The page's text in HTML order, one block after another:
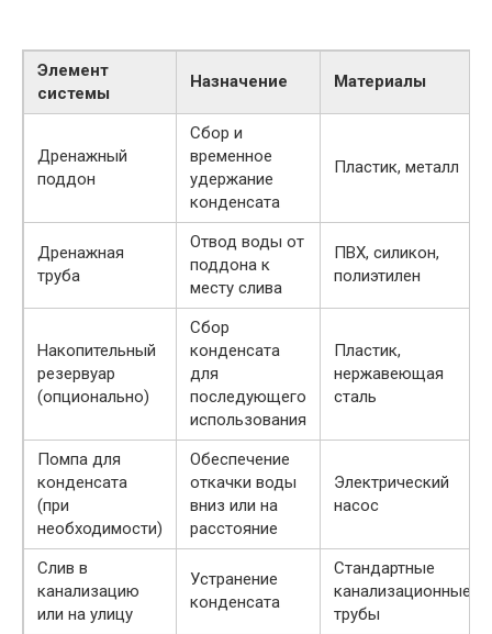
Элемент
системы
Назначение Материалы
Дренажный
поддон
Сбор и
временное
удержание
конденсата
Пластик, металл
Дренажная
труба
Отвод воды от
поддона к
месту слива
ПВХ, силикон,
полиэтилен
Накопительный
резервуар
(опционально)
Сбор
конденсата
для
последующего
использования
Пластик,
нержавеющая
сталь
Помпа для
конденсата
(при
необходимости)
Обеспечение
откачки воды
вниз или на
расстояние
Электрический
насос
Слив в
канализацию
или на улицу
Устранение
конденсата
Стандартные
канализационные
трубы